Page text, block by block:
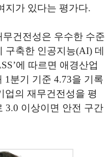
지가 있다는 평가다.
건전성은 우수한 수준
구축한 인공지능(AI) 데
에 따르면 애경산업
1분기 기준 4.73을 기록
업의 재무건전성을 평
3.0 이상이면 안전 구간